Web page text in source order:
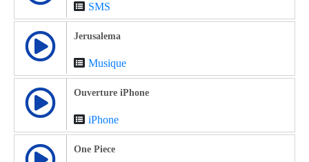
SMS
Jerusalema
Musique
Ouverture iPhone
iPhone
One Piece